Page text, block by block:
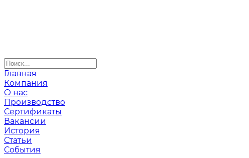
Главная
Компания
О нас
Производство
Сертификаты
Вакансии
История
Статьи
События